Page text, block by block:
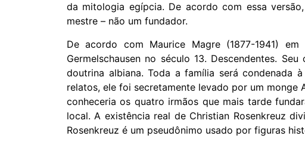
da mitologia egípcia. De acordo com essa
mestre – não um fundador.
De acordo com Maurice Magre (1877-1941)
Germelschausen no século 13. Descendentes.
doutrina albiana. Toda a família será condenada
relatos, ele foi secretamente levado por um
conheceria os quatro irmãos que mais tarde
local. A existência real de Christian Rosenkreuz
Rosenkreuz é um pseudônimo usado por figuras